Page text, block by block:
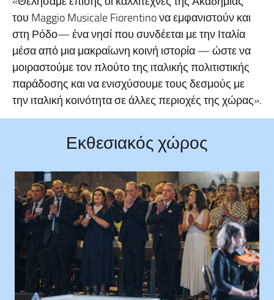
του Maggio Musicale Fiorentino να εμφανιστούν και
στη Ρόδο— ένα νησί που συνδέεται με την Ιταλία
μέσα από μια μακραίωνη κοινή ιστορία — ώστε να
μοιραστούμε τον πλούτο της ιταλικής πολιτιστικής
παράδοσης και να ενισχύσουμε τους δεσμούς με
την ιταλική κοινότητα σε άλλες περιοχές της χώρας».
Εκθεσιακός χώρος